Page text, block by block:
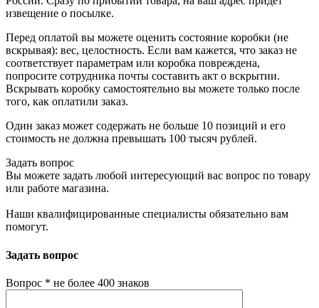
извещение о посылке.
Перед оплатой вы можете оценить состояние коробки (не
вскрывая): вес, целостность. Если вам кажется, что заказ не
соответствует параметрам или коробка повреждена,
попросите сотрудника почты составить акт о вскрытии.
Вскрывать коробку самостоятельно вы можете только после
того, как оплатили заказ.
Один заказ может содержать не больше 10 позиций и его
стоимость не должна превышать 100 тысяч рублей.
Задать вопрос
Вы можете задать любой интересующий вас вопрос по товару
или работе магазина.
Наши квалифицированные специалисты обязательно вам
помогут.
Задать вопрос
Вопрос * не более 400 знаков